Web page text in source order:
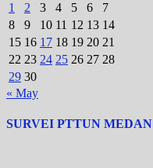
1
2 3 4 5 6
7
8
9 10 11 12 13 14
15 16 17 18 19 20 21
22 23 24 25 26 27 28
29 30
« May
SURVEI PTTUN MEDAN